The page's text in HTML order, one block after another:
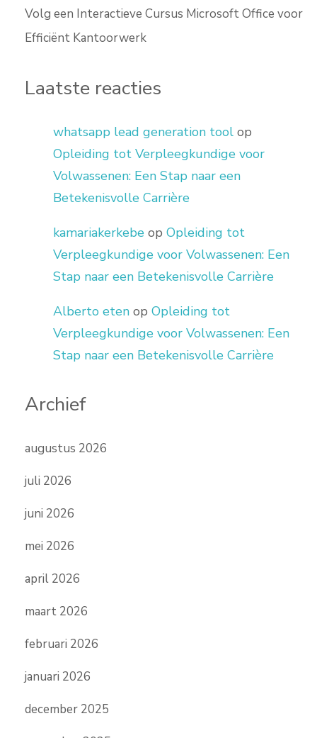
Volg een Interactieve Cursus Microsoft Office voor
Efficiënt Kantoorwerk
Laatste reacties
whatsapp lead generation tool op
Opleiding tot Verpleegkundige voor
Volwassenen: Een Stap naar een
Betekenisvolle Carrière
kamariakerkebe op Opleiding tot
Verpleegkundige voor Volwassenen: Een
Stap naar een Betekenisvolle Carrière
Alberto eten op Opleiding tot
Verpleegkundige voor Volwassenen: Een
Stap naar een Betekenisvolle Carrière
Archief
augustus 2026
juli 2026
juni 2026
mei 2026
april 2026
maart 2026
februari 2026
januari 2026
december 2025